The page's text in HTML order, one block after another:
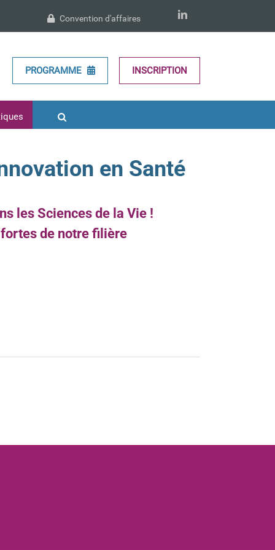
LinkedIn
Convention d'affaires
PROGRAMME INSCRIPTION
en Santé
les Sciences de la Vie !
fortes de notre filière